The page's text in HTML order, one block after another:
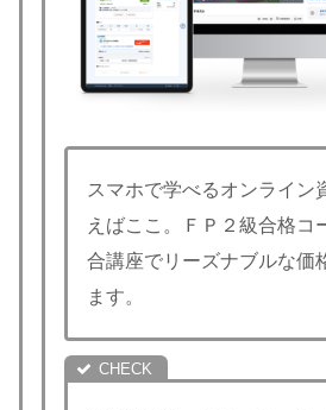
スマホで学べるオンライン
えばここ。ＦＰ２級合格コ
合講座でリーズナブルな価
ます。